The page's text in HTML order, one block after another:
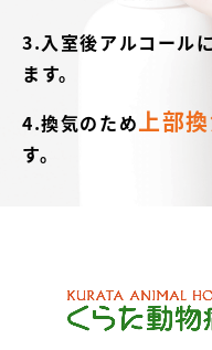
3.入室後アルコール
ます。
4.換気のため上部
す。